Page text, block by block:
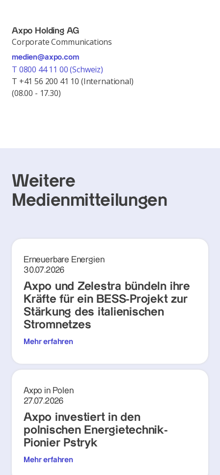
Axpo Holding AG
Corporate Communications
medien@axpo.com
T 0800 44 11 00 (Schweiz)
T +41 56 200 41 10 (International)
(08.00 - 17.30)
Weitere
Medienmitteilungen
Erneuerbare Energien
30.07.2026
Axpo und Zelestra bündeln ihre
Kräfte für ein BESS-Projekt zur
Stärkung des italienischen
Stromnetzes
Mehr erfahren
Axpo in Polen
27.07.2026
Axpo investiert in den
polnischen Energietechnik-
Pionier Pstryk
Mehr erfahren